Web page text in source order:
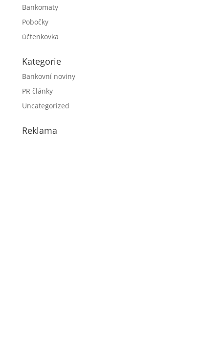
Bankomaty
Pobočky
účtenkovka
Kategorie
Bankovní noviny
PR články
Uncategorized
Reklama